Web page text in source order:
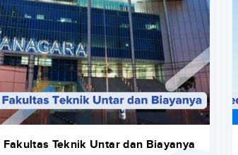
Teknik Untar dan Biayanya